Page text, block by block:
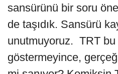
sansürünü bir soru
de taşıdık. Sansürü
unutmuyoruz. TRT bu
göstermeyince,